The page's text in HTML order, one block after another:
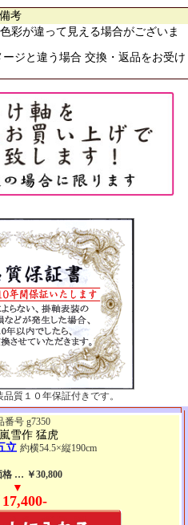
備考
彩が違って見える場合がございま
ージと違う場合 交換・返品をお受け
質１０年保証付きです。
番号 g7350
雪作 猛虎
立 約横54.5×縦190cm
格 … ￥30,800
▼
17,400-